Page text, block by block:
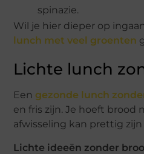
spinazie.
Wil je hier dieper op
lunch met veel groenten
Lichte lunch
Een gezonde lunch
en fris zijn. Je hoeft brood
afwisseling kan prettig zijn
Lichte ideeën zonder